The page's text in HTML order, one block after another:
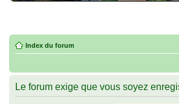
Index du forum
Le forum exige que vous soyez